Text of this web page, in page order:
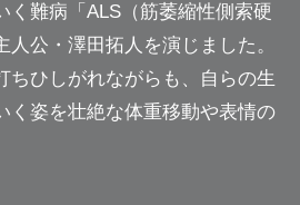
く難病「ALS（筋萎縮性側索硬
公・澤田拓人を演じました。
ちひしがれながらも、自らの生
く姿を壮絶な体重移動や表情の